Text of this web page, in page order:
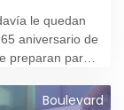
le quedan
aniversario de
preparan para
Boulevard